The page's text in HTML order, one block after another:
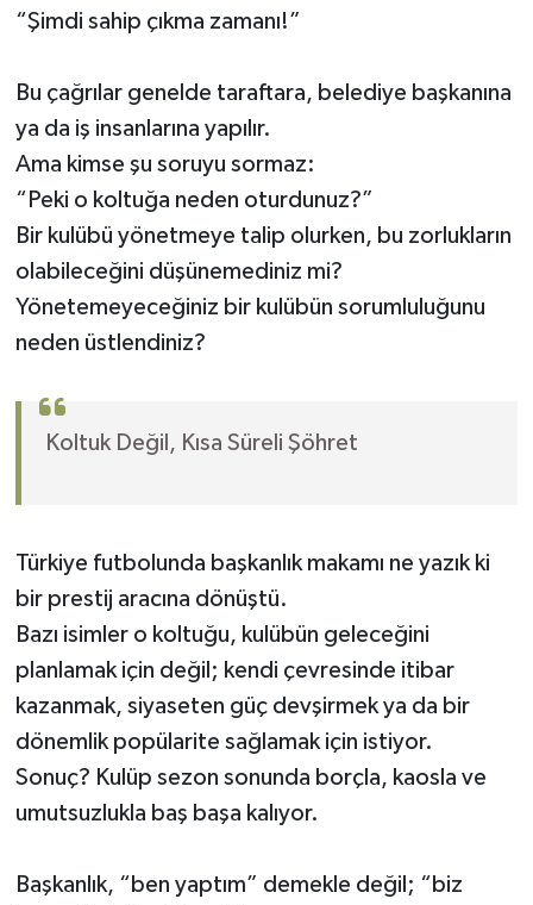
“Şimdi sahip çıkma zamanı!”
Bu çağrılar genelde taraftara, belediye başkanına
ya da iş insanlarına yapılır.
Ama kimse şu soruyu sormaz:
“Peki o koltuğa neden oturdunuz?”
Bir kulübü yönetmeye talip olurken, bu zorlukların
olabileceğini düşünemediniz mi?
Yönetemeyeceğiniz bir kulübün sorumluluğunu
neden üstlendiniz?
Koltuk Değil, Kısa Süreli Şöhret
Türkiye futbolunda başkanlık makamı ne yazık ki
bir prestij aracına dönüştü.
Bazı isimler o koltuğu, kulübün geleceğini
planlamak için değil; kendi çevresinde itibar
kazanmak, siyaseten güç devşirmek ya da bir
dönemlik popülarite sağlamak için istiyor.
Sonuç? Kulüp sezon sonunda borçla, kaosla ve
umutsuzlukla baş başa kalıyor.
Başkanlık, “ben yaptım” demekle değil; “biz